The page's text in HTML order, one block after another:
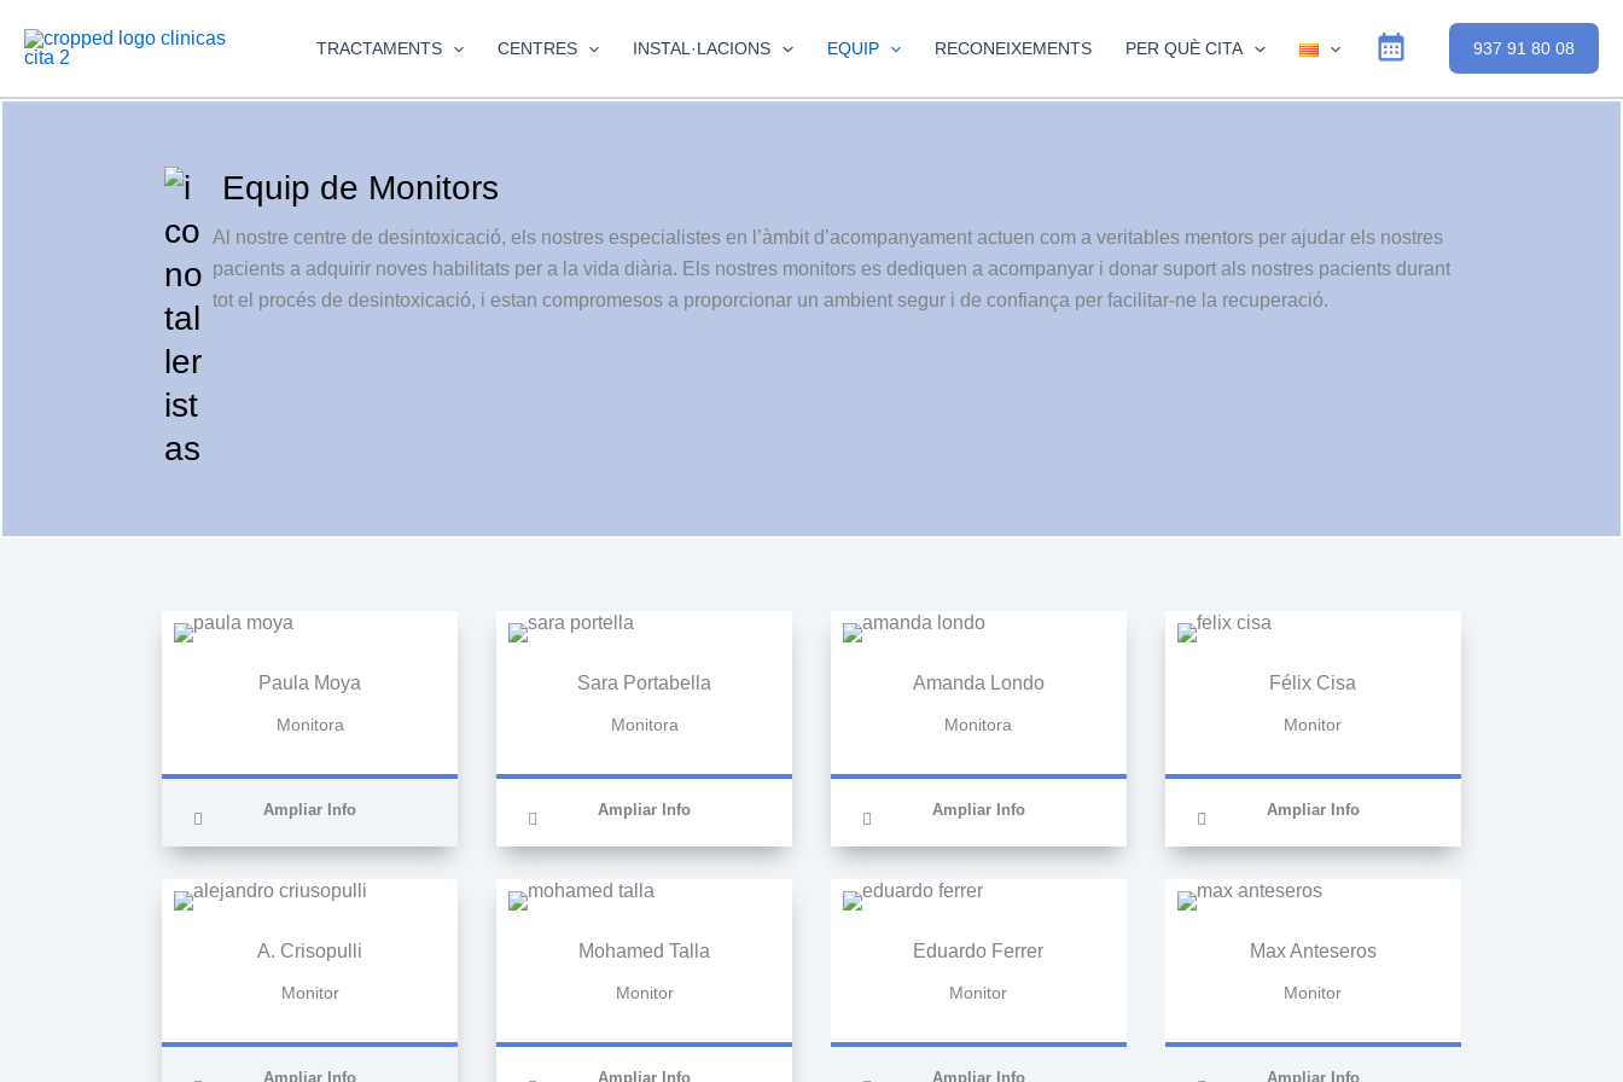
TRACTAMENTS CENTRES INSTAL·LACIONS EQUIP RECONEIXEMENTS PER QUÈ CITA 937 91 80 08
Equip de Monitors
Al nostre centre de desintoxicació, els nostres especialistes en l’àmbit d’acompanyament actuen com a veritables mentors per ajudar els nostres
pacients a adquirir noves habilitats per a la vida diària. Els nostres monitors es dediquen a acompanyar i donar suport als nostres pacients durant
tot el procés de desintoxicació, i estan compromesos a proporcionar un ambient segur i de confiança per facilitar-ne la recuperació.
Paula Moya
Monitora
Ampliar Info
Sara Portabella
Monitora
Ampliar Info
Amanda Londo
Monitora
Ampliar Info
Félix Cisa
Monitor
Ampliar Info
A. Crisopulli
Monitor
Ampliar Info
Mohamed Talla
Monitor
Ampliar Info
Eduardo Ferrer
Monitor
Ampliar Info
Max Anteseros
Monitor
Ampliar Info